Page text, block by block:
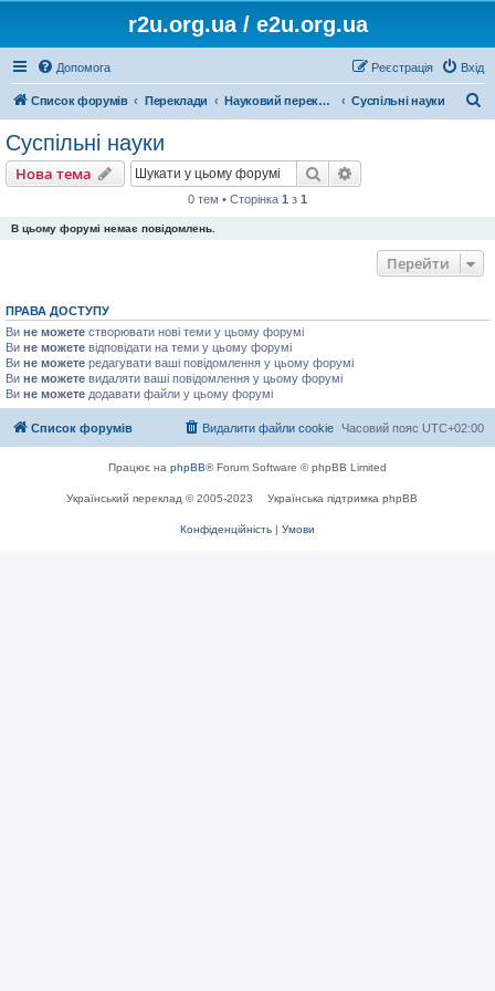
r2u.org.ua / e2u.org.ua
Допомога Вхід
Реєстрація
Список форумів Переклади Науковий переклад Суспільні науки
Суспільні науки
Нова тема Пошук
0 тем • Сторінка 1 з 1
В цьому форумі немає повідомлень.
Перейти
ПРАВА ДОСТУПУ
Ви не можете створювати нові теми у цьому форумі
Ви не можете відповідати на теми у цьому форумі
Ви не можете редагувати ваші повідомлення у цьому форумі
Ви не можете видаляти ваші повідомлення у цьому форумі
Ви не можете додавати файли у цьому форумі
Список форумів Часовий пояс UTC+02:00
Видалити файли cookie
Працює на phpBB® Forum Software © phpBB Limited
Український переклад © 2005-2023 Українська підтримка phpBB
Конфіденційність | Умови